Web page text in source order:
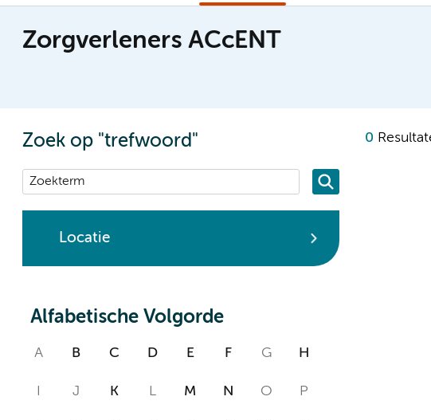
Zorgverleners ACcENT
Zoek op "trefwoord"
Locatie
Alfabetische Volgorde
A B C D E F G H
J K L M N O P
0